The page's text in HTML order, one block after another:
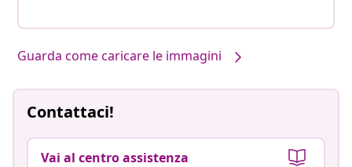
Guarda come caricare le immagini
Contattaci!
Vai al centro assistenza